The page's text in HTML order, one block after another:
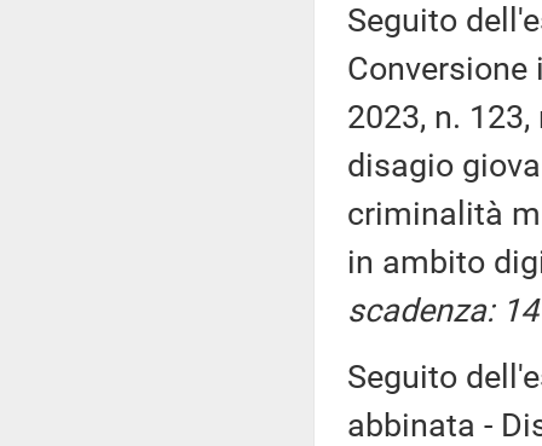
Seguito
Conversione
2023, n.
disagio
criminalità
in ambito
scadenza:
Seguito
abbinata -